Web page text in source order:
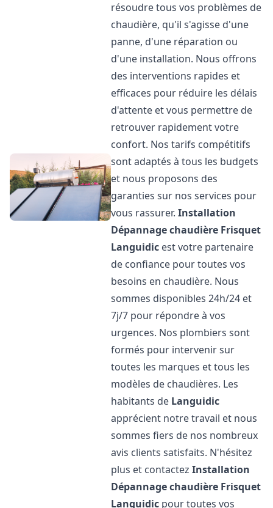
résoudre tous vos problèmes de
chaudière, qu'il s'agisse d'une
panne, d'une réparation ou
d'une installation. Nous offrons
des interventions rapides et
efficaces pour réduire les délais
d'attente et vous permettre de
retrouver rapidement votre
confort. Nos tarifs compétitifs
sont adaptés à tous les budgets
et nous proposons des
garanties sur nos services pour
vous rassurer.Installation
Dépannage chaudière Frisquet
Languidic est votre partenaire
de confiance pour toutes vos
besoins en chaudière. Nous
sommes disponibles 24h/24 et
7j/7 pour répondre à vos
urgences. Nos plombiers sont
formés pour intervenir sur
toutes les marques et tous les
modèles de chaudières. Les
habitants de Languidic
apprécient notre travail et nous
sommes fiers de nos nombreux
avis clients satisfaits. N'hésitez
plus et contactezInstallation
Dépannage chaudière Frisquet
Languidic pour toutes vos